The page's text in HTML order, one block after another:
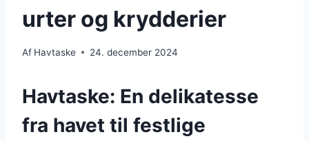
urter og krydderier
Af Havtaske 24. december 2024
Havtaske: En delikatesse
fra havet til festlige